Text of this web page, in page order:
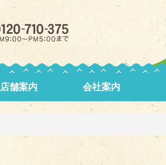
店舗案内 会社案内